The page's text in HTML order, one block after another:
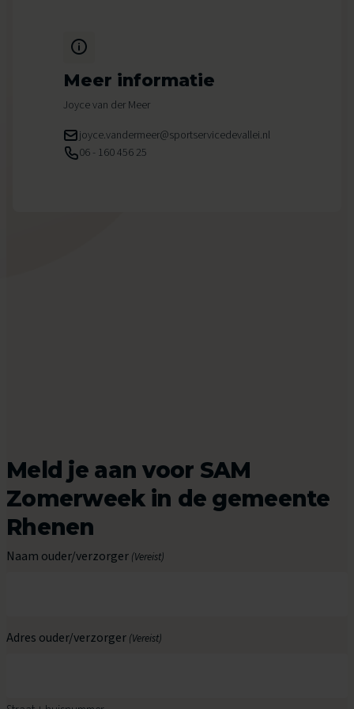
Meld je aan voor SAM
Zomerweek in de gemeente
Rhenen
Naam ouder/verzorger (Vereist)
Adres ouder/verzorger (Vereist)
Meer informatie
Joyce van der Meer
joyce.vandermeer@sportservicedevallei.nl
06 - 160 456 25